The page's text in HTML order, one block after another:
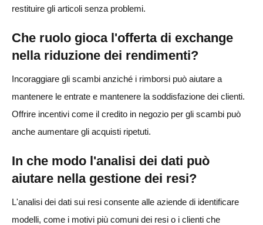
restituire gli articoli senza problemi.
Che ruolo gioca l'offerta di exchange
nella riduzione dei rendimenti?
Incoraggiare gli scambi anziché i rimborsi può aiutare a
mantenere le entrate e mantenere la soddisfazione dei clienti.
Offrire incentivi come il credito in negozio per gli scambi può
anche aumentare gli acquisti ripetuti.
In che modo l'analisi dei dati può
aiutare nella gestione dei resi?
L'analisi dei dati sui resi consente alle aziende di identificare
modelli, come i motivi più comuni dei resi o i clienti che